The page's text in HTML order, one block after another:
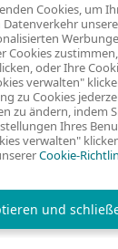
>
und Tipps der ESET
Cookies, um
Cookies
oder Ihre
verwalten"
zu Cookies
zu ändern, indem
Ihres
verwalten"
Cookie-
und